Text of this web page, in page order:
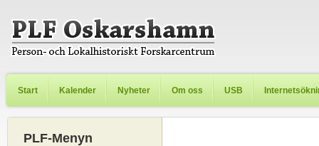
Start Kalender Nyheter Om oss USB
PLF-Menyn